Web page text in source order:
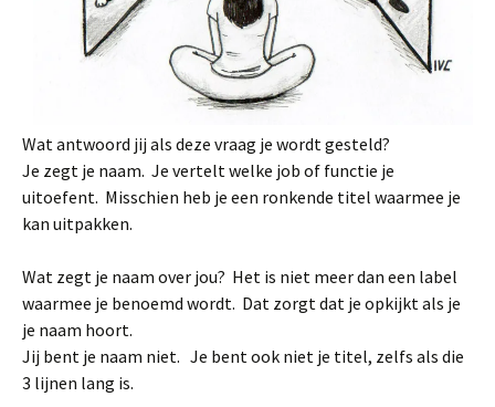
Wat antwoord jij als deze vraag je wordt gesteld?
Je zegt je naam. Je vertelt welke job of functie je
uitoefent. Misschien heb je een ronkende titel waarmee je
kan uitpakken.
Wat zegt je naam over jou? Het is niet meer dan een label
waarmee je benoemd wordt. Dat zorgt dat je opkijkt als je
je naam hoort.
Jij bent je naam niet. Je bent ook niet je titel, zelfs als die
3 lijnen lang is.